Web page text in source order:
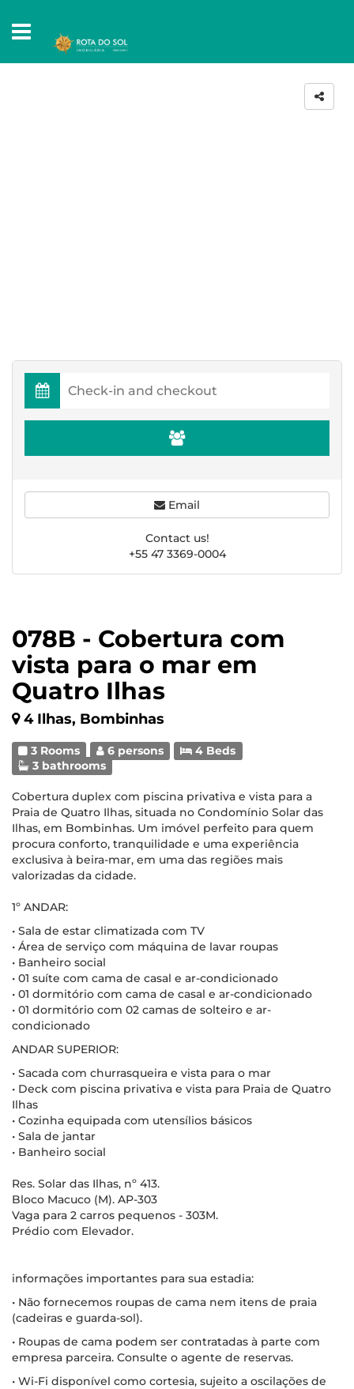
078B - Cobertura com
vista para o mar em
Quatro Ilhas
4 Ilhas, Bombinhas
3 Rooms 6 persons
4 Beds
3 bathrooms
Cobertura duplex com piscina privativa e vista para a
Praia de Quatro Ilhas, situada no Condomínio Solar das
Ilhas, em Bombinhas. Um imóvel perfeito para quem
procura conforto, tranquilidade e uma experiência
exclusiva à beira-mar, em uma das regiões mais
valorizadas da cidade.
1º ANDAR:
• Sala de estar climatizada com TV
• Área de serviço com máquina de lavar roupas
• Banheiro social
• 01 suíte com cama de casal e ar-condicionado
• 01 dormitório com cama de casal e ar-condicionado
• 01 dormitório com 02 camas de solteiro e ar-
condicionado
ANDAR SUPERIOR:
• Sacada com churrasqueira e vista para o mar
• Deck com piscina privativa e vista para Praia de Quatro
Ilhas
• Cozinha equipada com utensílios básicos
• Sala de jantar
• Banheiro social
Res. Solar das Ilhas, nº 413.
Bloco Macuco (M). AP-303
Vaga para 2 carros pequenos - 303M.
Prédio com Elevador.
informações importantes para sua estadia:
• Não fornecemos roupas de cama nem itens de praia
(cadeiras e guarda-sol).
• Roupas de cama podem ser contratadas à parte com
empresa parceira. Consulte o agente de reservas.
• Wi-Fi disponível como cortesia, sujeito a oscilações de
Email
Contact us!
+55 47 3369-0004